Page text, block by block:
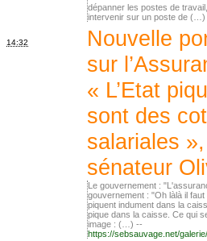
dépanner les postes de
intervenir sur un poste de (…)
14:32
Nouvelle
sur
« L’Etat
sont des
salariales
sénateur
Le gouvernement :
gouvernement : "Oh làlà il
piquent indument dans la
pique dans la caisse. Ce qui
image : (…) --
https://sebsauvage.net/